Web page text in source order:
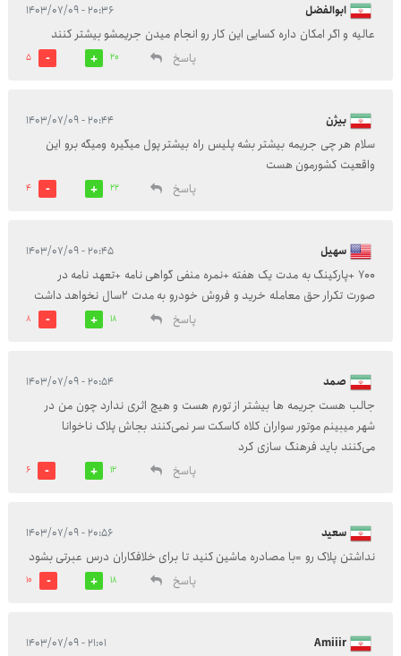
ابوالفضل ۲۰:۳۶ - ۱۴۰۳/۰۷/۰۹
عالیه و اگر امکان داره کسایی این کار رو انجام میدن جریمشو بیشتر کنند
پاسخ
20
5
بیژن ۲۰:۴۴ - ۱۴۰۳/۰۷/۰۹
سلام هر چی جریمه بیشتر بشه پلیس راه بیشتر پول میگیره ومیگه برو این
واقعیت کشورمون هست
پاسخ
22
4
سهیل ۲۰:۴۵ - ۱۴۰۳/۰۷/۰۹
۷۰۰ +پارکینگ به مدت یک هفته +نمره منفی گواهی نامه +تعهد نامه در
صورت تکرار حق معامله خرید و فروش خودرو به مدت ۲سال نخواهد داشت
پاسخ
18
8
صمد ۲۰:۵۴ - ۱۴۰۳/۰۷/۰۹
جالب هست جریمه ها بیشتر از تورم هست و هیچ اثری ندارد چون من در
شهر میبینم موتور سواران کلاه کاسکت سر نمی‌کنند بجاش پلاک ناخوانا
می‌کنند باید فرهنگ سازی کرد
پاسخ
12
6
سعید ۲۰:۵۶ - ۱۴۰۳/۰۷/۰۹
نداشتن پلاک رو =با مصادره ماشین کنید تا برای خلافکاران درس عبرتی بشود
پاسخ
18
10
Amiiir ۲۱:۰۱ - ۱۴۰۳/۰۷/۰۹